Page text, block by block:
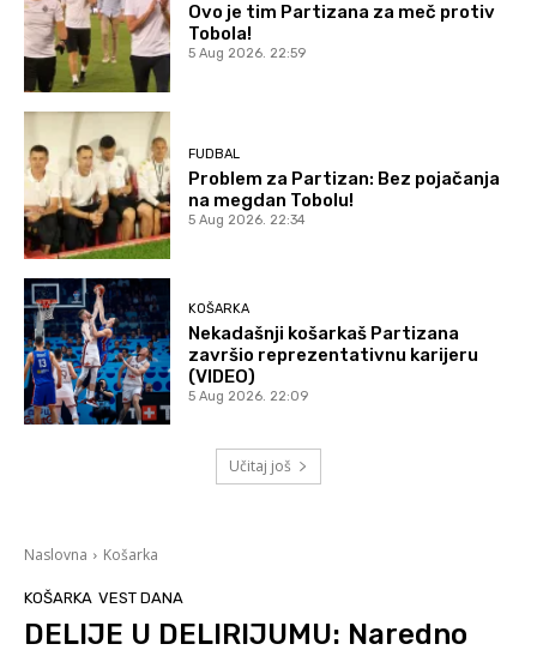
Ovo je tim Partizana za meč protiv
Tobola!
5 Aug 2026. 22:59
FUDBAL
Problem za Partizan: Bez pojačanja
na megdan Tobolu!
5 Aug 2026. 22:34
KOŠARKA
Nekadašnji košarkaš Partizana
završio reprezentativnu karijeru
(VIDEO)
5 Aug 2026. 22:09
Učitaj još